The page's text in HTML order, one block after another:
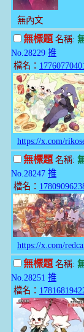
無內文
無標題名稱:
No.28229 推
檔名：
https://x.com/
無標題名稱:
No.28247 推
檔名：
https://x.com/
無標題名稱:
No.28251 推
檔名：